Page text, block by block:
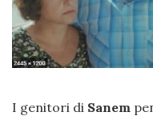
I genitori di Sanem